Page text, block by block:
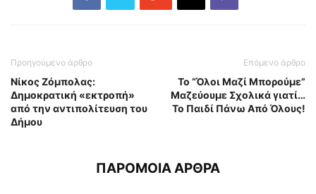
Προηγούμενο άρθρο
Νίκος Ζόμπολας:
Δημοκρατική «εκτροπή»
από την αντιπολίτευση του
Δήμου
Επόμενο άρθρο
Το “Όλοι Μαζί Μπορούμε”
Μαζεύουμε Σχολικά γιατί…
Το Παιδί Πάνω Από Όλους!
ΠΑΡΟΜΟΙΑ ΑΡΘΡΑ